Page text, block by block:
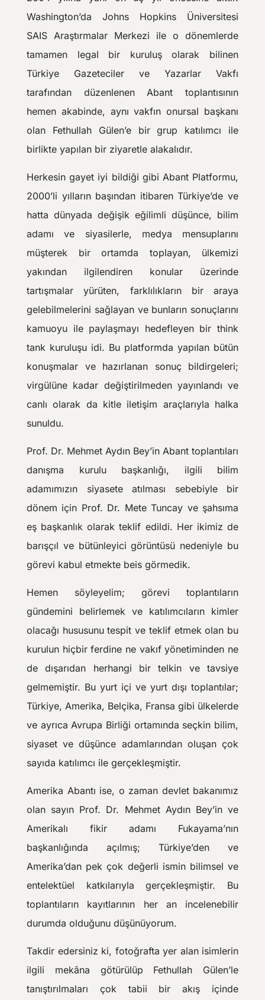
Washington’da Johns Hopkins Üniversitesi
SAIS Araştırmalar Merkezi ile o dönemlerde
tamamen legal bir kuruluş olarak bilinen
Türkiye Gazeteciler ve Yazarlar Vakfı
tarafından düzenlenen Abant toplantısının
hemen akabinde, aynı vakfın onursal başkanı
olan Fethullah Gülen’e bir grup katılımcı ile
birlikte yapılan bir ziyaretle alakalıdır.
Herkesin gayet iyi bildiği gibi Abant Platformu,
2000’li yılların başından itibaren Türkiye’de ve
hatta dünyada değişik eğilimli düşünce, bilim
adamı ve siyasilerle, medya mensuplarını
müşterek bir ortamda toplayan, ülkemizi
yakından ilgilendiren konular üzerinde
tartışmalar yürüten, farklılıkların bir araya
gelebilmelerini sağlayan ve bunların sonuçlarını
kamuoyu ile paylaşmayı hedefleyen bir think
tank kuruluşu idi. Bu platformda yapılan bütün
konuşmalar ve hazırlanan sonuç bildirgeleri;
virgülüne kadar değiştirilmeden yayınlandı ve
canlı olarak da kitle iletişim araçlarıyla halka
sunuldu.
Prof. Dr. Mehmet Aydın Bey’in Abant toplantıları
danışma kurulu başkanlığı, ilgili bilim
adamımızın siyasete atılması sebebiyle bir
dönem için Prof. Dr. Mete Tuncay ve şahsıma
eş başkanlık olarak teklif edildi. Her ikimiz de
barışçıl ve bütünleyici görüntüsü nedeniyle bu
görevi kabul etmekte beis görmedik.
Hemen söyleyelim; görevi toplantıların
gündemini belirlemek ve katılımcıların kimler
olacağı hususunu tespit ve teklif etmek olan bu
kurulun hiçbir ferdine ne vakıf yönetiminden ne
de dışarıdan herhangi bir telkin ve tavsiye
gelmemiştir. Bu yurt içi ve yurt dışı toplantılar;
Türkiye, Amerika, Belçika, Fransa gibi ülkelerde
ve ayrıca Avrupa Birliği ortamında seçkin bilim,
siyaset ve düşünce adamlarından oluşan çok
sayıda katılımcı ile gerçekleşmiştir.
Amerika Abantı ise, o zaman devlet bakanımız
olan sayın Prof. Dr. Mehmet Aydın Bey’in ve
Amerikalı fikir adamı Fukayama’nın
başkanlığında açılmış; Türkiye’den ve
Amerika’dan pek çok değerli ismin bilimsel ve
entelektüel katkılarıyla gerçekleşmiştir. Bu
toplantıların kayıtlarının her an incelenebilir
durumda olduğunu düşünüyorum.
Takdir edersiniz ki, fotoğrafta yer alan isimlerin
ilgili mekâna götürülüp Fethullah Gülen’le
tanıştırılmaları çok tabii bir akış içinde